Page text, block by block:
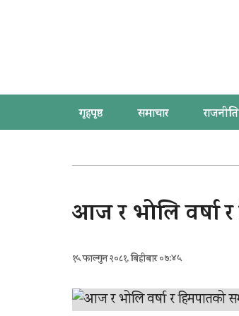
गृहपृष्ठ समाचार राजनीति
आज र भोलि वर्षा
१५ फाल्गुन २०८१, बिहीबार ०७:४५